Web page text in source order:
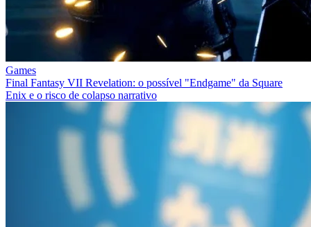
Games
Final Fantasy VII Revelation: o possível "Endgame" da Square
Enix e o risco de colapso narrativo